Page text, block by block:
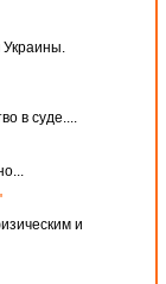
Украины.
в суде....
и